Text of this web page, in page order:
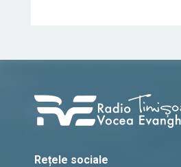
Rețele sociale